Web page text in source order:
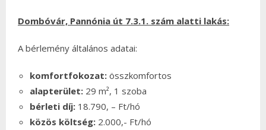
Dombóvár, Pannónia út 7.3.1. szám alatti lakás:
A bérlemény általános adatai:
komfortfokozat: összkomfortos
alapterület: 29 m², 1 szoba
bérleti díj: 18.790, – Ft/hó
közös költség: 2.000,- Ft/hó